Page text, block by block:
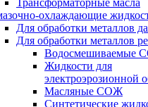
Трансформаторные масла
охлаждающие
Для обработки металлов
Для обработки металлов
Водосмешиваемые
Жидкости для
электроэрозионной
Масляные СОЖ
Синтетические